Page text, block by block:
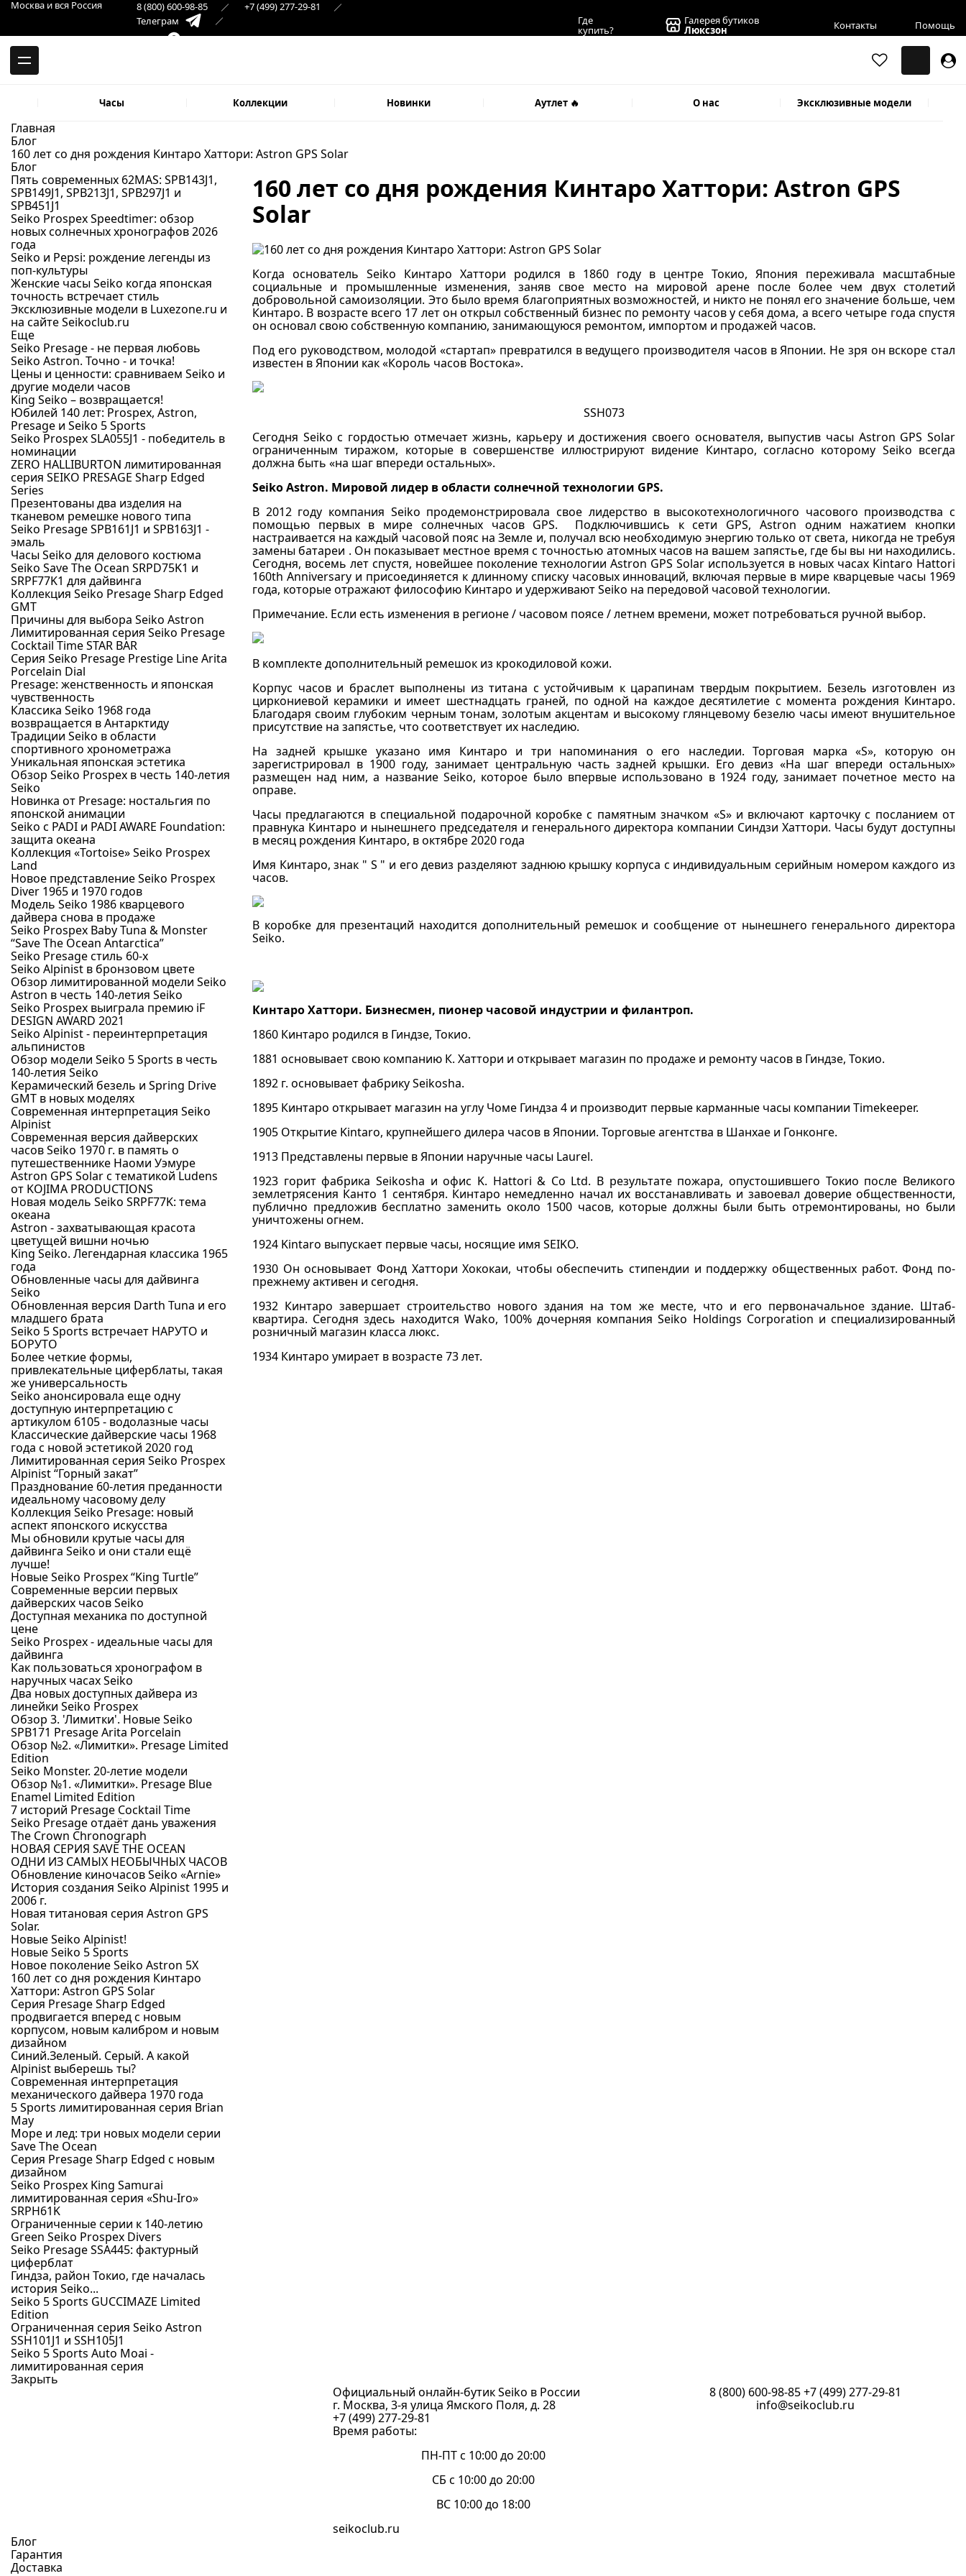
Москва и вся Россия
Самара
8 (846) 379-32-22
8 (800) 600-98-85
+7 (499) 277-29-81
Телеграм
Макс
Где
купить?
Галерея бутиков
Люксзон Контакты Помощь
Часы Коллекции Новинки Аутлет 🔥 О нас Эксклюзивные модели
Главная
Блог
160 лет со дня рождения Кинтаро Хаттори: Astron GPS Solar
Блог
Пять современных 62MAS: SPB143J1,
SPB149J1, SPB213J1, SPB297J1 и
SPB451J1
Seiko Prospex Speedtimer: обзор
новых солнечных хронографов 2026
года
Seiko и Pepsi: рождение легенды из
поп-культуры
Женские часы Seiko когда японская
точность встречает стиль
Эксклюзивные модели в Luxezone.ru и
на сайте Seikoclub.ru
Еще
Seiko Presage - не первая любовь
Seiko Astron. Точно - и точка!
Цены и ценности: сравниваем Seiko и
другие модели часов
King Seiko – возвращается!
Юбилей 140 лет: Prospex, Astron,
Presage и Seiko 5 Sports
Seiko Prospex SLA055J1 - победитель в
номинации
ZERO HALLIBURTON лимитированная
серия SEIKO PRESAGE Sharp Edged
Series
Презентованы два изделия на
тканевом ремешке нового типа
Seiko Presage SPB161J1 и SPB163J1 -
эмаль
Часы Seiko для делового костюма
Seiko Save The Ocean SRPD75K1 и
SRPF77K1 для дайвинга
Коллекция Seiko Presage Sharp Edged
GMT
Причины для выбора Seiko Astron
Лимитированная серия Seiko Presage
Cocktail Time STAR BAR
Серия Seiko Presage Prestige Line Arita
Porcelain Dial
Presage: женственность и японская
чувственность
Классика Seiko 1968 года
возвращается в Антарктиду
Традиции Seiko в области
спортивного хронометража
Уникальная японская эстетика
Обзор Seiko Prospex в честь 140-летия
Seiko
Новинка от Presage: ностальгия по
японской анимации
Seiko с PADI и PADI AWARE Foundation:
защита океана
Коллекция «Tortoise» Seiko Prospex
Land
Новое представление Seiko Prospex
Diver 1965 и 1970 годов
Модель Seiko 1986 кварцевого
дайвера снова в продаже
Seiko Prospex Baby Tuna & Monster
“Save The Ocean Antarctica”
Seiko Presage стиль 60-х
Seiko Alpinist в бронзовом цвете
Обзор лимитированной модели Seiko
Astron в честь 140-летия Seiko
Seiko Prospex выиграла премию iF
DESIGN AWARD 2021
Seiko Alpinist - переинтерпретация
альпинистов
Обзор модели Seiko 5 Sports в честь
140-летия Seiko
Керамический безель и Spring Drive
GMT в новых моделях
Современная интерпретация Seiko
Alpinist
Современная версия дайверских
часов Seiko 1970 г. в память о
путешественнике Наоми Уэмуре
Astron GPS Solar с тематикой Ludens
от KOJIMA PRODUCTIONS
Новая модель Seiko SRPF77K: тема
океана
Astron - захватывающая красота
цветущей вишни ночью
King Seiko. Легендарная классика 1965
года
Обновленные часы для дайвинга
Seiko
Обновленная версия Darth Tuna и его
младшего брата
Seiko 5 Sports встречает НАРУТО и
БОРУТО
Более четкие формы,
привлекательные циферблаты, такая
же универсальность
Seiko анонсировала еще одну
доступную интерпретацию с
артикулом 6105 - водолазные часы
Классические дайверские часы 1968
года с новой эстетикой 2020 год
Лимитированная серия Seiko Prospex
Alpinist “Горный закат”
Празднование 60-летия преданности
идеальному часовому делу
Коллекция Seiko Presage: новый
аспект японского искусства
Мы обновили крутые часы для
дайвинга Seiko и они стали ещё
лучше!
Новые Seiko Prospex “King Turtle”
Современные версии первых
дайверских часов Seiko
Доступная механика по доступной
цене
Seiko Prospex - идеальные часы для
дайвинга
Как пользоваться хронографом в
наручных часах Seiko
Два новых доступных дайвера из
линейки Seiko Prospex
Обзор 3. 'Лимитки'. Новые Seiko
SPB171 Presage Arita Porcelain
Обзор №2. «Лимитки». Presage Limited
Edition
Seiko Monster. 20-летие модели
Обзор №1. «Лимитки». Presage Blue
Enamel Limited Edition
7 историй Presage Cocktail Time
Seiko Presage отдаёт дань уважения
The Crown Chronograph
НОВАЯ СЕРИЯ SAVE THE OCEAN
ОДНИ ИЗ САМЫХ НЕОБЫЧНЫХ ЧАСОВ
Обновление киночасов Seiko «Arnie»
История создания Seiko Alpinist 1995 и
2006 г.
Новая титановая серия Astron GPS
Solar.
Новые Seiko Alpinist!
Новые Seiko 5 Sports
Новое поколение Seiko Astron 5X
160 лет со дня рождения Кинтаро
Хаттори: Astron GPS Solar
Серия Presage Sharp Edged
продвигается вперед с новым
корпусом, новым калибром и новым
дизайном
Синий.Зеленый. Серый. А какой
Alpinist выберешь ты?
Современная интерпретация
механического дайвера 1970 года
5 Sports лимитированная серия Brian
May
Море и лед: три новых модели серии
Save The Ocean
Серия Presage Sharp Edged с новым
дизайном
Seiko Prospex King Samurai
лимитированная серия «Shu-Iro»
SRPH61K
Ограниченные серии к 140-летию
Green Seiko Prospex Divers
Seiko Presage SSA445: фактурный
циферблат
Гиндза, район Токио, где началась
история Seiko...
Seiko 5 Sports GUCCIMAZE Limited
Edition
Ограниченная серия Seiko Astron
SSH101J1 и SSH105J1
Seiko 5 Sports Auto Moai -
лимитированная серия
Закрыть
160 лет со дня рождения Кинтаро Хаттори: Astron GPS
Solar
Когда основатель Seiko Кинтаро Хаттори родился в 1860 году в центре Токио, Япония переживала масштабные
социальные и промышленные изменения, заняв свое место на мировой арене после более чем двух столетий
добровольной самоизоляции. Это было время благоприятных возможностей, и никто не понял его значение больше, чем
Кинтаро. В возрасте всего 17 лет он открыл собственный бизнес по ремонту часов у себя дома, а всего четыре года спустя
он основал свою собственную компанию, занимающуюся ремонтом, импортом и продажей часов.
Под его руководством, молодой «стартап» превратился в ведущего производителя часов в Японии. Не зря он вскоре стал
известен в Японии как «Король часов Востока».
SSH073
Сегодня Seiko с гордостью отмечает жизнь, карьеру и достижения своего основателя, выпустив часы Astron GPS Solar
ограниченным тиражом, которые в совершенстве иллюстрируют видение Кинтаро, согласно которому Seiko всегда
должна быть «на шаг впереди остальных».
Seiko Astron. Мировой лидер в области солнечной технологии GPS.
В 2012 году компания Seiko продемонстрировала свое лидерство в высокотехнологичного часового производства с
помощью первых в мире солнечных часов GPS. Подключившись к сети GPS, Astron одним нажатием кнопки
настраивается на каждый часовой пояс на Земле и, получал всю необходимую энергию только от света, никогда не требуя
замены батареи . Он показывает местное время с точностью атомных часов на вашем запястье, где бы вы ни находились.
Сегодня, восемь лет спустя, новейшее поколение технологии Astron GPS Solar используется в новых часах Kintaro Hattori
160th Anniversary и присоединяется к длинному списку часовых инноваций, включая первые в мире кварцевые часы 1969
года, которые отражают философию Кинтаро и удерживают Seiko на передовой часовой технологии.
Примечание. Если есть изменения в регионе / часовом поясе / летнем времени, может потребоваться ручной выбор.
В комплекте дополнительный ремешок из крокодиловой кожи.
Корпус часов и браслет выполнены из титана с устойчивым к царапинам твердым покрытием. Безель изготовлен из
циркониевой керамики и имеет шестнадцать граней, по одной на каждое десятилетие с момента рождения Кинтаро.
Благодаря своим глубоким черным тонам, золотым акцентам и высокому глянцевому безелю часы имеют внушительное
присутствие на запястье, что соответствует их наследию.
На задней крышке указано имя Кинтаро и три напоминания о его наследии. Торговая марка «S», которую он
зарегистрировал в 1900 году, занимает центральную часть задней крышки. Его девиз «На шаг впереди остальных»
размещен над ним, а название Seiko, которое было впервые использовано в 1924 году, занимает почетное место на
оправе.
Часы предлагаются в специальной подарочной коробке с памятным значком «S» и включают карточку с посланием от
правнука Кинтаро и нынешнего председателя и генерального директора компании Синдзи Хаттори. Часы будут доступны
в месяц рождения Кинтаро, в октябре 2020 года
Имя Кинтаро, знак " S " и его девиз разделяют заднюю крышку корпуса с индивидуальным серийным номером каждого из
часов.
В коробке для презентаций находится дополнительный ремешок и сообщение от нынешнего генерального директора
Seiko.
Кинтаро Хаттори. Бизнесмен, пионер часовой индустрии и филантроп.
1860 Кинтаро родился в Гиндзе, Токио.
1881 основывает свою компанию К. Хаттори и открывает магазин по продаже и ремонту часов в Гиндзе, Токио.
1892 г. основывает фабрику Seikosha.
1895 Кинтаро открывает магазин на углу Чоме Гиндза 4 и производит первые карманные часы компании Timekeeper.
1905 Открытие Kintaro, крупнейшего дилера часов в Японии. Торговые агентства в Шанхае и Гонконге.
1913 Представлены первые в Японии наручные часы Laurel.
1923 горит фабрика Seikosha и офис K. Hattori & Co Ltd. В результате пожара, опустошившего Токио после Великого
землетрясения Канто 1 сентября. Кинтаро немедленно начал их восстанавливать и завоевал доверие общественности,
публично предложив бесплатно заменить около 1500 часов, которые должны были быть отремонтированы, но были
уничтожены огнем.
1924 Kintaro выпускает первые часы, носящие имя SEIKO.
1930 Он основывает Фонд Хаттори Хококаи, чтобы обеспечить стипендии и поддержку общественных работ. Фонд по-
прежнему активен и сегодня.
1932 Кинтаро завершает строительство нового здания на том же месте, что и его первоначальное здание. Штаб-
квартира. Сегодня здесь находится Wako, 100% дочерняя компания Seiko Holdings Corporation и специализированный
розничный магазин класса люкс.
1934 Кинтаро умирает в возрасте 73 лет.
Официальный онлайн-бутик Seiko в России
г. Москва, 3-я улица Ямского Поля, д. 28
+7 (499) 277-29-81
Время работы:
ПН-ПТ с 10:00 до 20:00
СБ с 10:00 до 20:00
ВС 10:00 до 18:00
seikoclub.ru
8 (800) 600-98-85 +7 (499) 277-29-81
info@seikoclub.ru
Блог
Гарантия
Доставка